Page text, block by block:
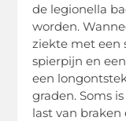
de legionella
worden.
ziekte met een
spierpijn en
een
graden. Soms
last van braken